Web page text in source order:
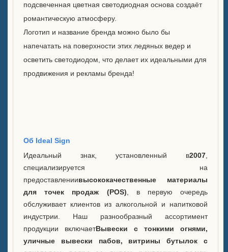
Корпус B с LED ледяным
ведром
подсвеченная цветная светодиодная основа создаёт
романтическую атмосферу.
Логотип и название бренда можно было бы
напечатать на поверхности этих ледяных ведер и
осветить светодиодом, что делает их идеальными для
продвижения и рекламы бренда!
Об Ideal Sign
Идеальный знак, установленный в2007
специализируется на
предоставлениивысококачественные материалы
для точек продаж (POS) , в первую очередь
обслуживает клиентов из алкогольной и напитковой
индустрии. Наш разнообразный ассортимент
продукции включаетВывески с тонкими огнями,
уличные вывески пабов, витрины бутылок с